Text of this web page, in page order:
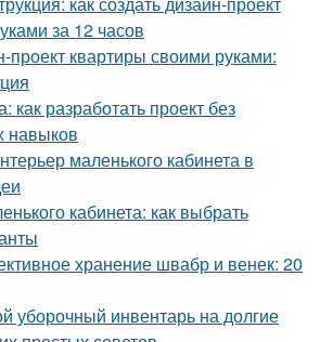
за 12 часов
проект квартиры своими руками:
как разработать проект без
навыков
маленького кабинета в
кабинета: как выбрать
хранение швабр и венек: 20
уборочный инвентарь на долгие